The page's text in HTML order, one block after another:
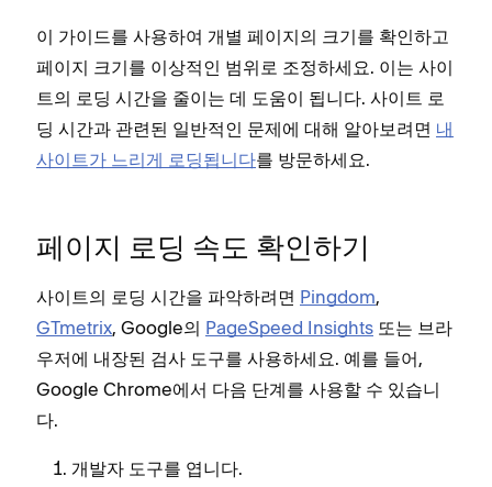
이 가이드를 사용하여 개별 페이지의 크기를 확인하고
페이지 크기를 이상적인 범위로 조정하세요. 이는 사이
트의 로딩 시간을 줄이는 데 도움이 됩니다. 사이트 로
딩 시간과 관련된 일반적인 문제에 대해 알아보려면 내
사이트가 느리게 로딩됩니다를 방문하세요.
페이지 로딩 속도 확인하기
사이트의 로딩 시간을 파악하려면 Pingdom,
GTmetrix, Google의 PageSpeed Insights 또는 브라
우저에 내장된 검사 도구를 사용하세요. 예를 들어,
Google Chrome에서 다음 단계를 사용할 수 있습니
다.
개발자 도구를 엽니다.